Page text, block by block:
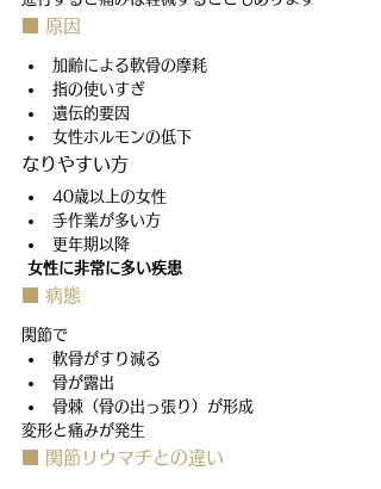
■ 原因
加齢による軟骨の摩耗
指の使いすぎ
遺伝的要因
女性ホルモンの低下
なりやすい方
40歳以上の女性
手作業が多い方
更年期以降
女性に非常に多い疾患
■ 病態
関節で
軟骨がすり減る
骨が露出
骨棘（骨の出っ張り）が形成
変形と痛みが発生
■ 関節リウマチとの違い